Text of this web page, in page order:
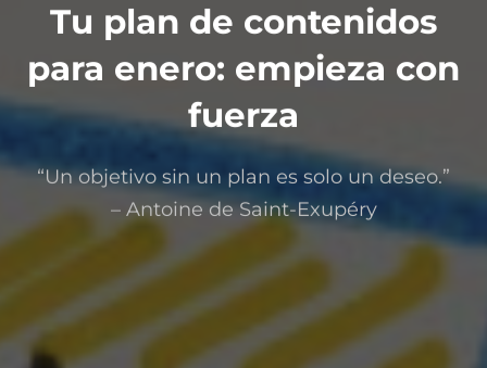
Tu plan de contenidos
para enero: empieza con
fuerza
“Un objetivo sin un plan es solo un deseo.”
– Antoine de Saint-Exupéry